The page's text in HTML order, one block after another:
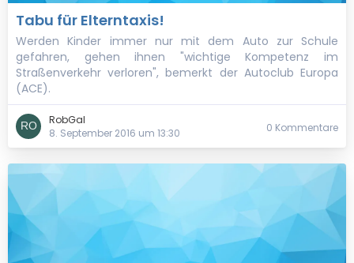
Tabu für Elterntaxis!
Werden Kinder immer nur mit dem Auto zur Schule
gefahren, gehen ihnen "wichtige Kompetenz im
Straßenverkehr verloren", bemerkt der Autoclub Europa
(ACE).
RobGal
8. September 2016 um 13:30
0 Kommentare